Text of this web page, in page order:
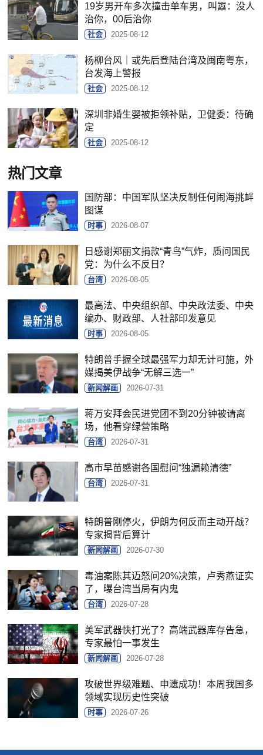
19岁男开车多次撞击单车男，叫嚣：没人
治你，00后治你
社会 2025-08-12
杨柳台风｜或先后登陆台湾及闽南粤东，
台发海上警报
社会 2025-08-12
深圳非婚生婴被拒领补贴，卫健委：待确
定
社会 2025-08-12
热门文章
国防部：中国军队坚决反制任何闹海挑衅
图谋
时事 2026-08-07
日感谢郑丽文捐款“青鸟”气炸，质问国民
党：为什么不反日？
台湾 2026-08-05
最高法、中央组织部、中央政法委、中央
编办、财政部、人社部印发意见
时事 2026-08-05
特朗普手握全球最强军力却无计可施，外
媒揭美伊战争“无解三选一”
新闻解画 2026-07-31
蒋万安拜会民进党团不到20分钟被请离
场，他看穿绿营策略
台湾 2026-07-31
高市早苗感谢各国慰问“独漏赖清德”
台湾 2026-07-31
特朗普刚停火，伊朗为何反而主动开战？
专家揭背后算计
新闻解画 2026-07-30
毒油案陈其迈怒问20%决策，卢秀燕证实
了，曝台湾当局有内鬼
台湾 2026-07-28
美军武器快打光了？高端武器库存告急，
专家最怕一事发生
新闻解画 2026-07-28
攻破世界级难题、申遗成功！本周我国多
领域实现历史性突破
时事 2026-07-26